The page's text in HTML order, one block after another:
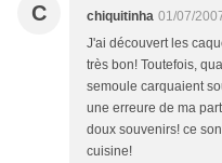
C chiquitinha 01/07/
J'ai découvert les
très bon! Toutefois,
semoule carquaient
une erreure de ma
doux souvenirs! ce
cuisine!